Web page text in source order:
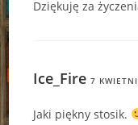
Dziękuję za
Ice_Fire 7
Jaki piękny stosik.